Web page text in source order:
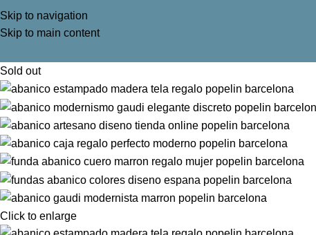
Skip to navigation
Skip to main content
Sold out
Click to enlarge